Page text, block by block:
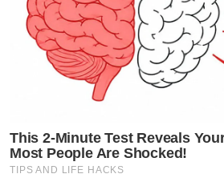
Artikel
Nasional
132 kelas
Istimewa, yuran